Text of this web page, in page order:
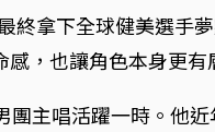
終拿下全球健美選手
，也讓角色本身更有
團主唱活躍一時。他